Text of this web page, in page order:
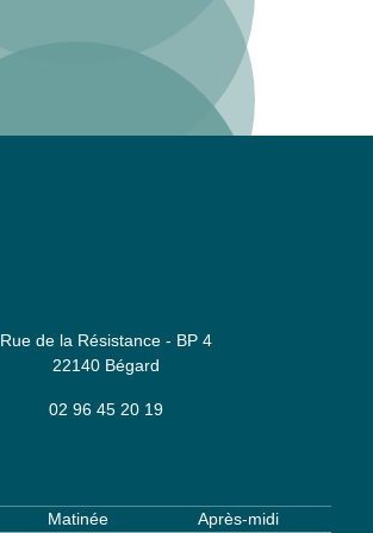
Rue de la Résistance - BP 4
22140 Bégard
02 96 45 20 19
Matinée Après-midi